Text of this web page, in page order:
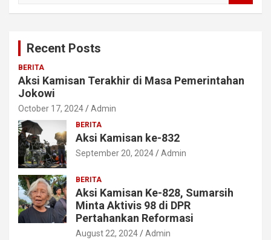
Recent Posts
BERITA
Aksi Kamisan Terakhir di Masa Pemerintahan
Jokowi
October 17, 2024 Admin
BERITA
Aksi Kamisan ke-832
September 20, 2024 Admin
BERITA
Aksi Kamisan Ke-828, Sumarsih
Minta Aktivis 98 di DPR
Pertahankan Reformasi
August 22, 2024 Admin